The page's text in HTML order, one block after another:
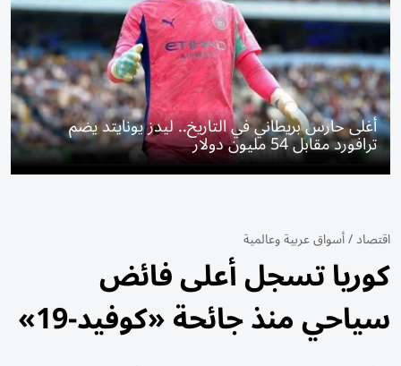
أغلى حارس بريطاني في التاريخ.. ليدز يونايتد يضم
ترافورد مقابل 54 مليون دولار
اقتصاد/أسواق عربية وعالمية
كوريا تسجل أعلى فائض
سياحي منذ جائحة «كوفيد-19»